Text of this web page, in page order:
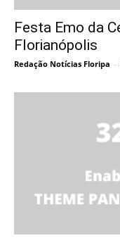
Festa Emo da
Florianópolis
Redação Notícias Floripa -